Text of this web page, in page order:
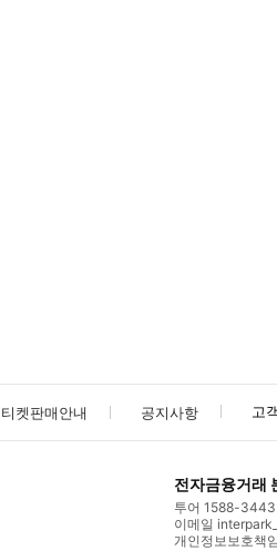
티켓판매안내 공지사항 고
전자금융거래
투어 1588-3443
이메일
개인정보보호책